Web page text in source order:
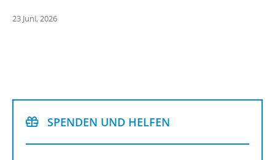
23 Juni, 2026
SPEN­DEN UND HEL­FEN